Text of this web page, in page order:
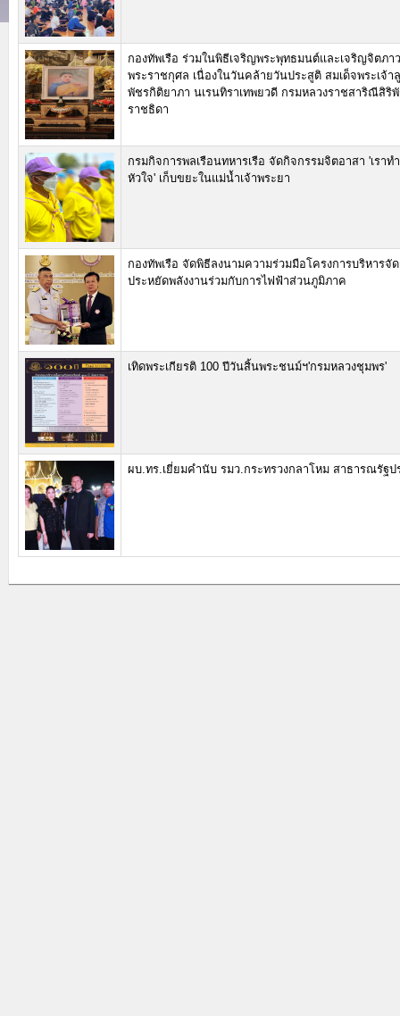
กองทัพเรือ ร่วมในพิธีเจริญพระพุทธมนต์และเจริญจิตภา
พระราชกุศล เนื่องในวันคล้ายวันประสูติ สมเด็จพระเจ้า
พัชรกิติยาภา นเรนทิราเทพยวดี กรมหลวงราชสาริณีสิริ
ราชธิดา
กรมกิจการพลเรือนทหารเรือ จัดกิจกรรมจิตอาสา 'เราท
หัวใจ' เก็บขยะในแม่น้ำเจ้าพระยา
กองทัพเรือ จัดพิธีลงนามความร่วมมือโครงการบริหารจัด
ประหยัดพลังงานร่วมกับการไฟฟ้าส่วนภูมิภาค
เทิดพระเกียรติ 100 ปีวันสิ้นพระชนม์ฯ'กรมหลวงชุมพร'
ผบ.ทร.เยี่ยมคำนับ รมว.กระทรวงกลาโหม สาธารณรัฐ